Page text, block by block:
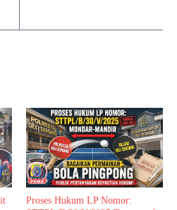
Proses Hukum LP Nomor: